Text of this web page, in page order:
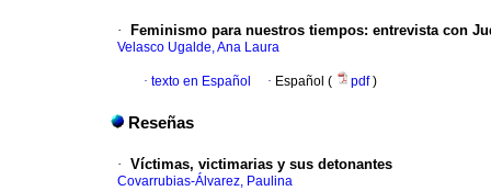
· Feminismo para nuestros tiempos: entrevista con
Velasco Ugalde, Ana Laura
· texto en Español · Español ( pdf)
Reseñas
· Víctimas, victimarias y sus detonantes
Covarrubias-Álvarez, Paulina